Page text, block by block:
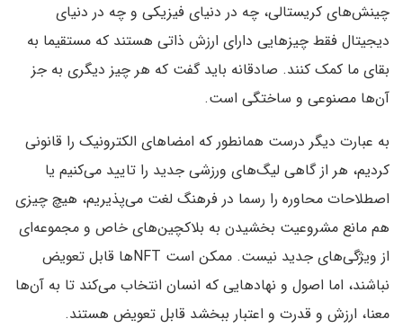
چینش‌های کریستالی، چه در دنیای فیزیکی و چه در دنیای
دیجیتال فقط چیزهایی دارای ارزش ذاتی هستند که مستقیما به
بقای ما کمک کنند. صادقانه باید گفت که هر چیز دیگری به جز
آن‌ها مصنوعی و ساختگی است.
به عبارت دیگر درست همانطور که امضاهای الکترونیک را قانونی
کردیم، هر از گاهی لیگ‌های ورزشی جدید را تایید می‌کنیم یا
اصطلاحات محاوره را رسما در فرهنگ لغت می‌پذیریم، هیچ چیزی
هم مانع مشروعیت بخشیدن به بلاکچین‌های خاص و مجموعه‌ای
از ویژگی‌های جدید نیست. ممکن است NFTها قابل تعویض
نباشند، اما اصول و نهادهایی که انسان انتخاب می‌کند تا به آن‌ها
معنا، ارزش و قدرت و اعتبار ببخشد قابل تعویض هستند.